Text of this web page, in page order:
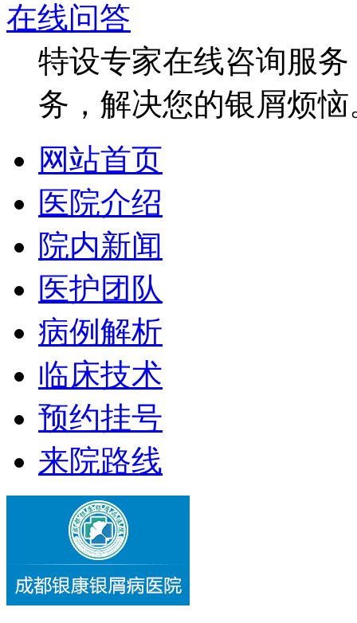
在线问答
特设专家在线咨询服
务，解决您的银屑烦恼
网站首页
医院介绍
院内新闻
医护团队
病例解析
临床技术
预约挂号
来院路线